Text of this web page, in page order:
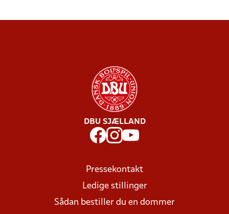
DBU SJÆLLAND
Pressekontakt
Ledige stillinger
Sådan bestiller du en dommer